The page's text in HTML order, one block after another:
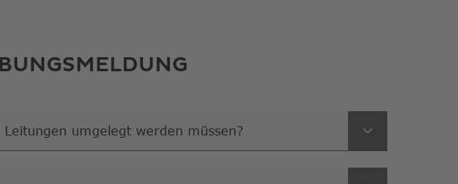
umgelegt werden müssen?